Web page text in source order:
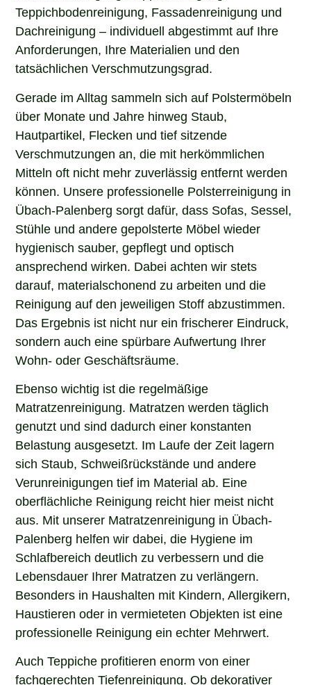
Teppichbodenreinigung, Fassadenreinigung und
Dachreinigung – individuell abgestimmt auf Ihre
Anforderungen, Ihre Materialien und den
tatsächlichen Verschmutzungsgrad.
Gerade im Alltag sammeln sich auf Polstermöbeln
über Monate und Jahre hinweg Staub,
Hautpartikel, Flecken und tief sitzende
Verschmutzungen an, die mit herkömmlichen
Mitteln oft nicht mehr zuverlässig entfernt werden
können. Unsere professionelle Polsterreinigung in
Übach-Palenberg sorgt dafür, dass Sofas, Sessel,
Stühle und andere gepolsterte Möbel wieder
hygienisch sauber, gepflegt und optisch
ansprechend wirken. Dabei achten wir stets
darauf, materialschonend zu arbeiten und die
Reinigung auf den jeweiligen Stoff abzustimmen.
Das Ergebnis ist nicht nur ein frischerer Eindruck,
sondern auch eine spürbare Aufwertung Ihrer
Wohn- oder Geschäftsräume.
Ebenso wichtig ist die regelmäßige
Matratzenreinigung. Matratzen werden täglich
genutzt und sind dadurch einer konstanten
Belastung ausgesetzt. Im Laufe der Zeit lagern
sich Staub, Schweißrückstände und andere
Verunreinigungen tief im Material ab. Eine
oberflächliche Reinigung reicht hier meist nicht
aus. Mit unserer Matratzenreinigung in Übach-
Palenberg helfen wir dabei, die Hygiene im
Schlafbereich deutlich zu verbessern und die
Lebensdauer Ihrer Matratzen zu verlängern.
Besonders in Haushalten mit Kindern, Allergikern,
Haustieren oder in vermieteten Objekten ist eine
professionelle Reinigung ein echter Mehrwert.
Auch Teppiche profitieren enorm von einer
fachgerechten Tiefenreinigung. Ob dekorativer